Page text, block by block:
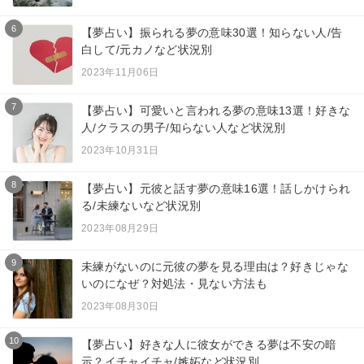
6
【夢占い】振られる夢の意味30選！知らない人/告
白して/元カノなど状況別
2023年11月06日
7
【夢占い】可愛いと言われる夢の意味13選！好きな
人/クラスの男子/知らない人など状況別
2023年10月31日
8
【夢占い】元彼と話す夢の意味16選！話しかけられ
る/未練ないなど状況別
2023年08月29日
9
未練がないのに元彼の夢を見る理由は？好きじゃな
いのになぜ？対処法・見ない方法も
2023年08月30日
10
【夢占い】好きな人に彼女ができる夢は不安の暗